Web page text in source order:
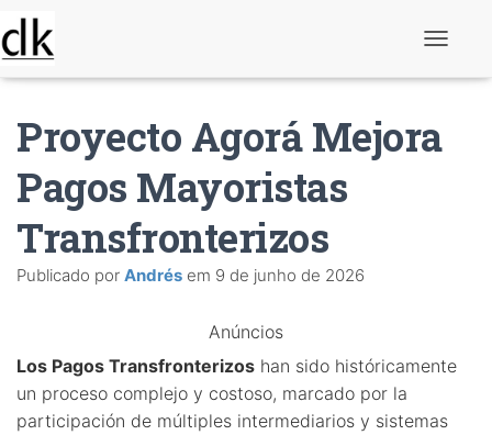
r
n
Proyecto Agorá Mejora
Pagos Mayoristas
Transfronterizos
Publicado por Andrés em 9 de junho de 2026
Anúncios
Los Pagos Transfronterizos han sido históricamente
un proceso complejo y costoso, marcado por la
participación de múltiples intermediarios y sistemas